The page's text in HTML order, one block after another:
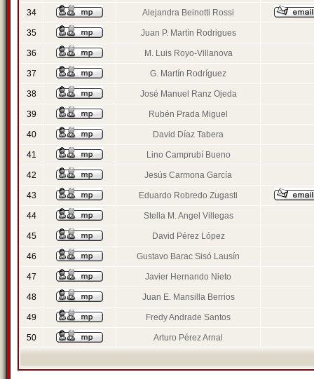
34 Alejandra Beinotti Rossi
35 Juan P. Martín Rodrigues
36 M. Luis Royo-Villanova
37 G. Martín Rodríguez
38 José Manuel Ranz Ojeda
39 Rubén Prada Miguel
40 David Díaz Tabera
41 Lino Camprubí Bueno
42 Jesús Carmona García
43 Eduardo Robredo Zugasti
44 Stella M. Angel Villegas
45 David Pérez López
46 Gustavo Barac Sisó Lausín
47 Javier Hernando Nieto
48 Juan E. Mansilla Berrios
49 Fredy Andrade Santos
50 Arturo Pérez Arnal